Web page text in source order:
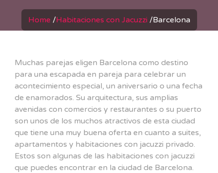
Home /Habitaciones con Jacuzzi/Barcelona
Muchas parejas eligen Barcelona como destino
para una escapada en pareja para celebrar un
acontecimiento especial, un aniversario o una fecha
de enamorados. Su arquitectura, sus amplias
avenidas con comercios y restaurantes o su puerto
son unos de los muchos atractivos de esta ciudad
que tiene una muy buena oferta en cuanto a suites,
apartamentos y habitaciones con jacuzzi privado.
Estos son algunas de las habitaciones con jacuzzi
que puedes encontrar en la ciudad de Barcelona.